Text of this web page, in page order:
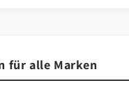
für alle Marken